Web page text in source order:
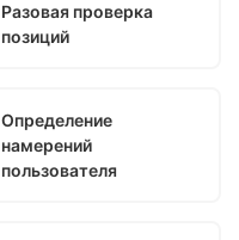
Разовая проверка
позиций
Определение
намерений
пользователя